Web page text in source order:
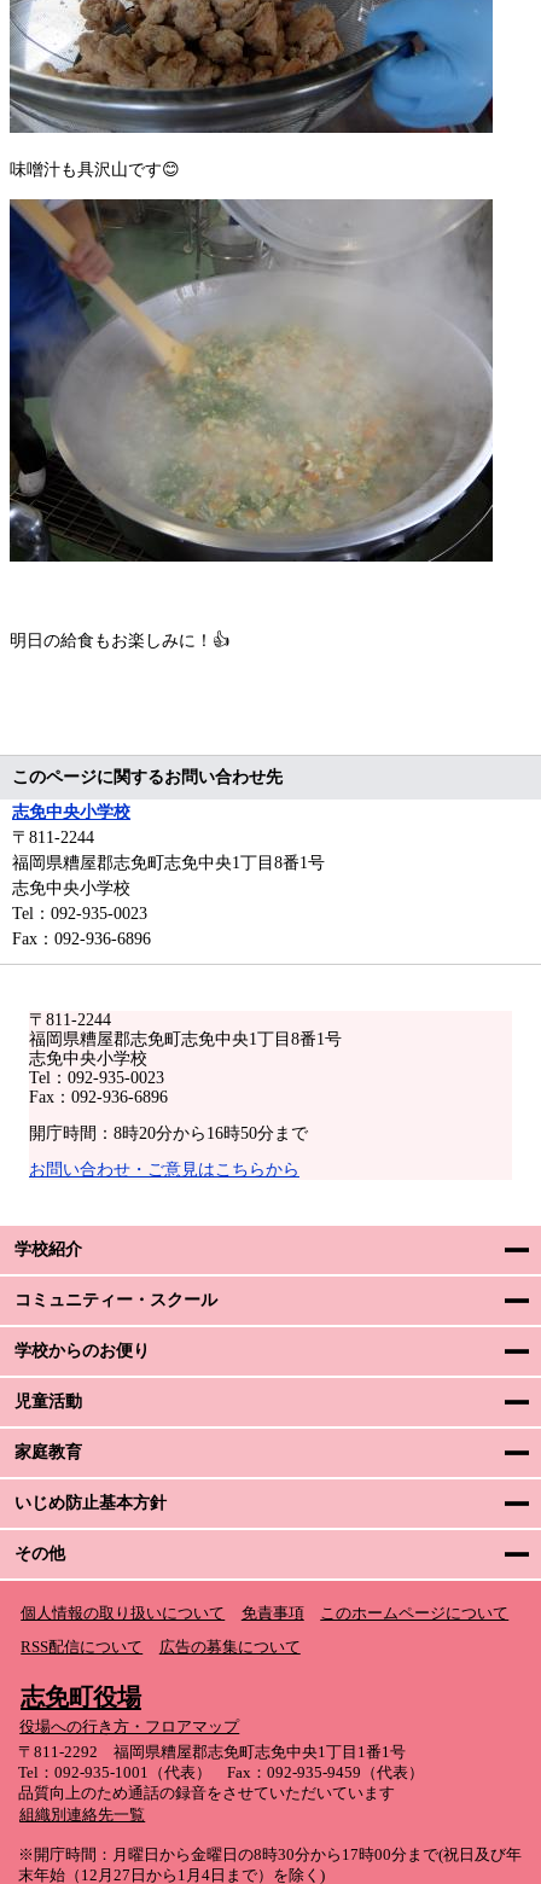
〒811-2244
福岡県糟屋郡志免町志免中央1丁目8番1号
志免中央小学校
Tel：092-935-0023
Fax：092-936-6896
開庁時間：8時20分から16時50分まで
お問い合わせ・ご意見はこちらから
学校紹介
コミュニティー・スクール
学校からのお便り
児童活動
家庭教育
いじめ防止基本方針
その他
味噌汁も具沢山です😊
明日の給食もお楽しみに！👍
このページに関するお問い合わせ先
志免中央小学校
〒811-2244
福岡県糟屋郡志免町志免中央1丁目8番1号
志免中央小学校
Tel：092-935-0023
Fax：092-936-6896
個人情報の取り扱いについて 免責事項
このホームページについて
RSS配信について
広告の募集について
志免町役場
役場への行き方・フロアマップ
〒811-2292 福岡県糟屋郡志免町志免中央1丁目1番1号
Tel：092-935-1001（代表） Fax：092-935-9459（代表）
品質向上のため通話の録音をさせていただいています
組織別連絡先一覧
※開庁時間：月曜日から金曜日の8時30分から17時00分まで(祝日及び年
末年始（12月27日から1月4日まで）を除く)